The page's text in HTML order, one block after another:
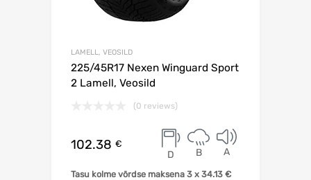
LAMELL, VEOSILD
225/45R17 Nexen Winguard Sport
2 Lamell, Veosild
(0 reviews)
102.38 €
D B A
Tasu kolme võrdse maksena 3 x 34.13 €